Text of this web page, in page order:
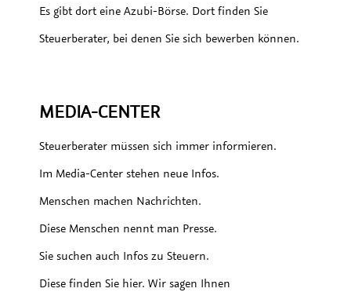
Es gibt dort eine Azubi-Börse. Dort finden Sie
Steuerberater, bei denen Sie sich bewerben können.
MEDIA-CENTER
Steuerberater müssen sich immer informieren.
Im Media-Center stehen neue Infos.
Menschen machen Nachrichten.
Diese Menschen nennt man Presse.
Sie suchen auch Infos zu Steuern.
Diese finden Sie hier. Wir sagen Ihnen